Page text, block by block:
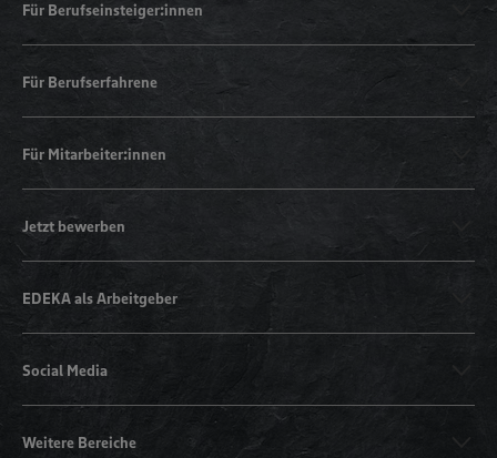
Für Berufseinsteiger:innen
Für Berufserfahrene
Für Mitarbeiter:innen
Jetzt bewerben
EDEKA als Arbeitgeber
Social Media
Weitere Bereiche